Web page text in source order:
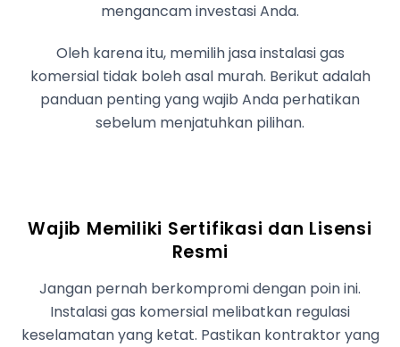
mengancam investasi Anda.
Oleh karena itu, memilih jasa instalasi gas
komersial tidak boleh asal murah. Berikut adalah
panduan penting yang wajib Anda perhatikan
sebelum menjatuhkan pilihan.
Wajib Memiliki Sertifikasi dan Lisensi
Resmi
Jangan pernah berkompromi dengan poin ini.
Instalasi gas komersial melibatkan regulasi
keselamatan yang ketat. Pastikan kontraktor yang